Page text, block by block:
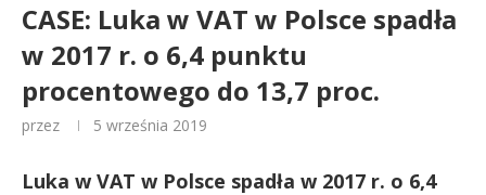
CASE: Luka w VAT w Polsce spadła
w 2017 r. o 6,4 punktu
procentowego do 13,7 proc.
przez 5 września 2019
Luka w VAT w Polsce spadła w 2017 r. o 6,4